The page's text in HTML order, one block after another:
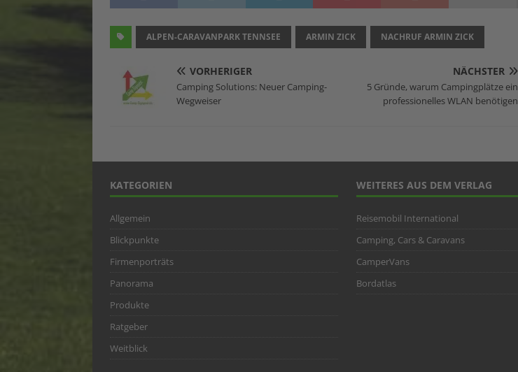
ALPEN-CARAVANPARK TENNSEE ARMIN ZICK NACHRUF ARMIN ZICK
VORHERIGER
Camping Solutions: Neuer Camping-
Wegweiser
NÄCHSTER
5 Gründe, warum Campingplätze ein
professionelles WLAN benötigen
KATEGORIEN
Allgemein
Blickpunkte
Firmenporträts
Panorama
Produkte
Ratgeber
Weitblick
WEITERES AUS DEM VERLAG
Reisemobil International
Camping, Cars & Caravans
CamperVans
Bordatlas